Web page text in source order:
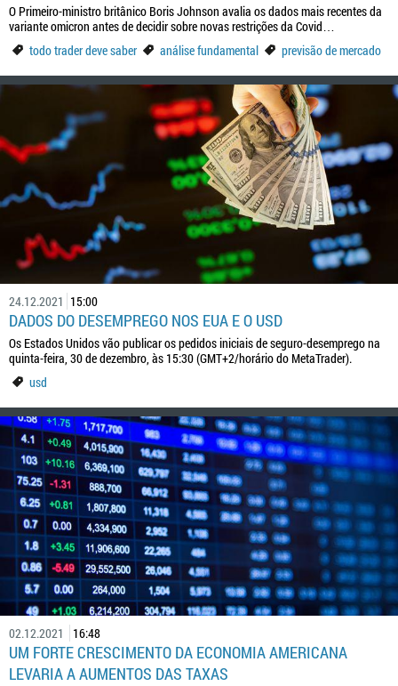
O Primeiro-ministro britânico Boris Johnson avalia os dados mais recentes da
variante omicron antes de decidir sobre novas restrições da Covid…
todo trader deve saber
análise fundamental previsão de mercado
24.12.2021 15:00
DADOS DO DESEMPREGO NOS EUA E O USD
Os Estados Unidos vão publicar os pedidos iniciais de seguro-desemprego na
quinta-feira, 30 de dezembro, às 15:30 (GMT+2/horário do MetaTrader).
usd
02.12.2021 16:48
UM FORTE CRESCIMENTO DA ECONOMIA AMERICANA
LEVARIA A AUMENTOS DAS TAXAS